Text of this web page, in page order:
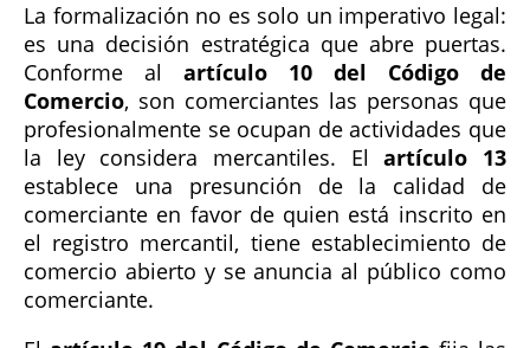
La formalización no es solo un imperativo legal:
es una decisión estratégica que abre puertas.
Conforme al artículo 10 del Código de
Comercio, son comerciantes las personas que
profesionalmente se ocupan de actividades que
la ley considera mercantiles. Elartículo 13
establece una presunción de la calidad de
comerciante en favor de quien está inscrito en
el registro mercantil, tiene establecimiento de
comercio abierto y se anuncia al público como
comerciante.